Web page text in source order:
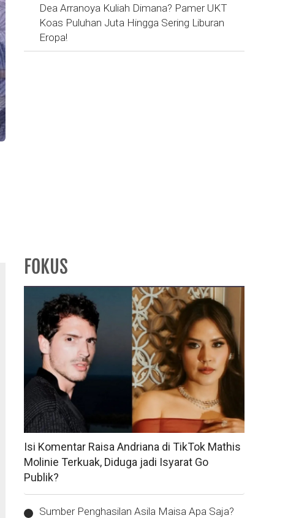
Dea Arranoya Kuliah Dimana? Pamer UKT
Koas Puluhan Juta Hingga Sering Liburan
Eropa!
FOKUS
Isi Komentar Raisa Andriana di TikTok Mathis
Molinie Terkuak, Diduga jadi Isyarat Go
Publik?
Sumber Penghasilan Asila Maisa Apa Saja?